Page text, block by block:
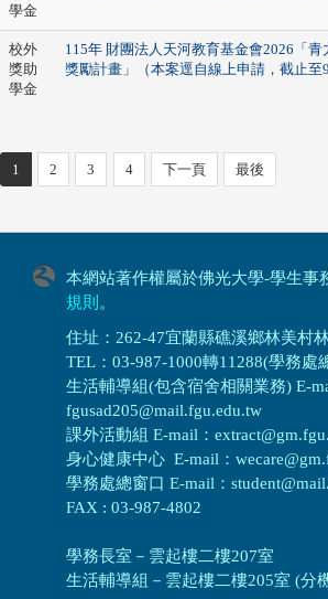
學金
校外
獎助
學金
115年 財團法人天河教育基金會2026「青
獎勵計畫」（本案逕自線上申請，截止至
1 2 3 4 下一頁 最後
本網站著作權屬於佛光大學-學生事
規則 。
住址：262-47宜蘭縣礁溪鄉林美村
TEL：03-987-1000轉11288(學務處
生活輔導組(包含宿舍相關業務) E-
fgusad205@mail.fgu.edu.tw
課外活動組 E-mail：
身心健康中心 E-mail：
學務處總窗口 E-mail：
FAX : 03-987-4802
學務長室－雲起樓二樓207室
生活輔導組 － 雲起樓二樓205室 (分